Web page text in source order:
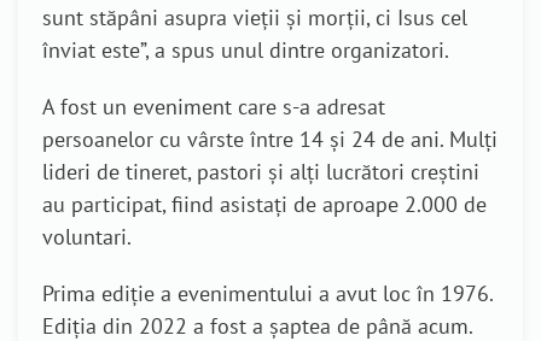
sunt stăpâni asupra vieții și morții, ci Isus cel
înviat este”, a spus unul dintre organizatori.
A fost un eveniment care s-a adresat
persoanelor cu vârste între 14 și 24 de ani. Mulți
lideri de tineret, pastori și alți lucrători creștini
au participat, fiind asistați de aproape 2.000 de
voluntari.
Prima ediție a evenimentului a avut loc în 1976.
Ediția din 2022 a fost a șaptea de până acum.